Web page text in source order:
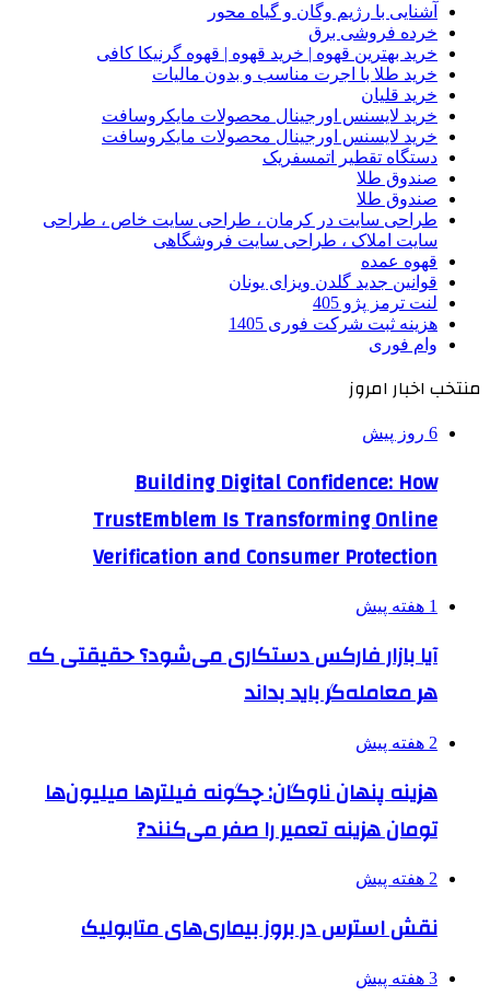
آشنایی با رژیم وگان و گیاه محور
خرده فروشی برق
خرید بهترین قهوه | خرید قهوه | قهوه گرنیکا کافی
خرید طلا با اجرت مناسب و بدون مالیات
خرید قلیان
خرید لایسنس اورجینال محصولات مایکروسافت
خرید لایسنس اورجینال محصولات مایکروسافت
دستگاه تقطیر اتمسفریک
صندوق طلا
صندوق طلا
طراحی سایت در کرمان ، طراحی سایت خاص ، طراحی
سایت املاک ، طراحی سایت فروشگاهی
قهوه عمده
قوانین جدید گلدن ویزای یونان
لنت ترمز پژو 405
هزینه ثبت شرکت فوری 1405
وام فوری
منتخب اخبار امروز
6 روز پیش
Building Digital Confidence: How
TrustEmblem Is Transforming Online
Verification and Consumer Protection
1 هفته پیش
آیا بازار فارکس دستکاری می‌شود؟ حقیقتی که
هر معامله‌گر باید بداند
2 هفته پیش
هزینه پنهان ناوگان: چگونه فیلترها میلیون‌ها
تومان هزینه تعمیر را صفر می‌کنند?
2 هفته پیش
نقش استرس در بروز بیماری‌های متابولیک
3 هفته پیش